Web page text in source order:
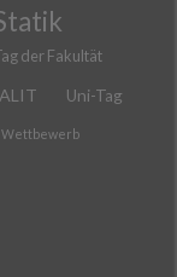
der Fakultät
Uni-Tag
Wettbewerb